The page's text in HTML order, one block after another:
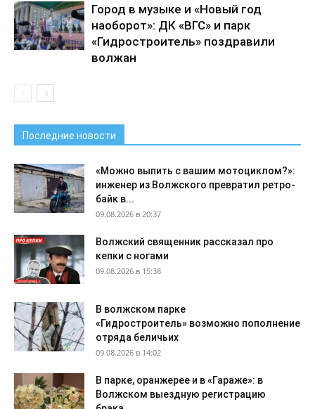
Город в музыке и «Новый год
наоборот»: ДК «ВГС» и парк
«Гидростроитель» поздравили
волжан
Последние новости
«Можно выпить с вашим мотоциклом?»:
инженер из Волжского превратил ретро-
байк в...
09.08.2026 в 20:37
Волжский священник рассказал про
кепки с ногами
09.08.2026 в 15:38
В волжском парке
«Гидростроитель» возможно пополнение
отряда беличьих
09.08.2026 в 14:02
В парке, оранжерее и в «Гараже»: в
Волжском выездную регистрацию